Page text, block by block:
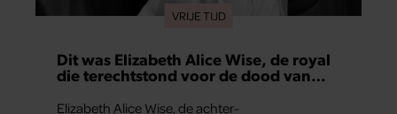
VRIJE TIJD
Dit was Elizabeth Alice Wise, de royal
die terechtstond voor de dood van
Elizabeth Alice Wise, de achter-